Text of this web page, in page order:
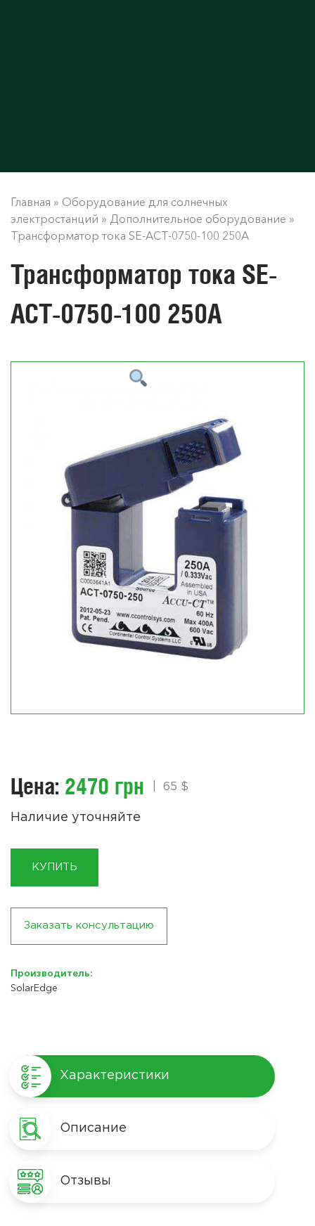
Главная » Оборудование для солнечных
электростанций » Дополнительное оборудование »
Трансформатор тока SE-ACT-0750-100 250A
Трансформатор тока SE-
ACT-0750-100 250A
Цена: 2470 грн 65 $
Наличие уточняйте
КУПИТЬ
Заказать консультацию
Производитель:
SolarEdge
Характеристики
Описание
Отзывы